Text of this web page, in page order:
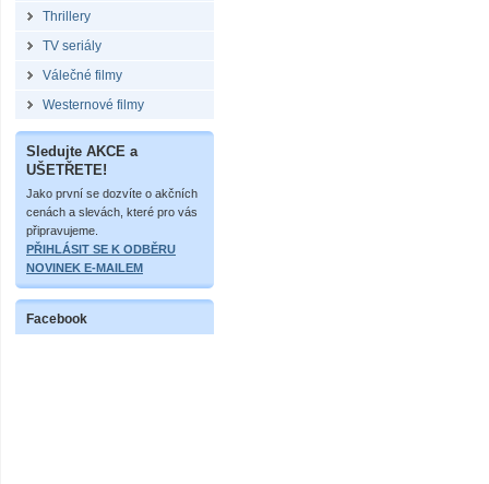
Thrillery
TV seriály
Válečné filmy
Westernové filmy
Sledujte AKCE a
UŠETŘETE!
Jako první se dozvíte o akčních
cenách a slevách, které pro vás
připravujeme.
PŘIHLÁSIT SE K ODBĚRU
NOVINEK E-MAILEM
Facebook